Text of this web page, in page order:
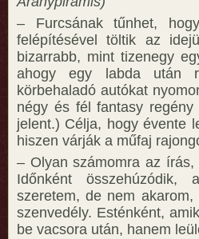
– Furcsának tűnhet,
felépítésével töltik az
bizarrabb, mint tizenegy
ahogy egy labda után
körbehaladó autókat
négy és fél fantasy
jelent.) Célja, hogy évente
hiszen várják a műfaj
– Olyan számomra az
Időnként
szeretem, de nem
szenvedély. Esténként,
be vacsora után, hanem